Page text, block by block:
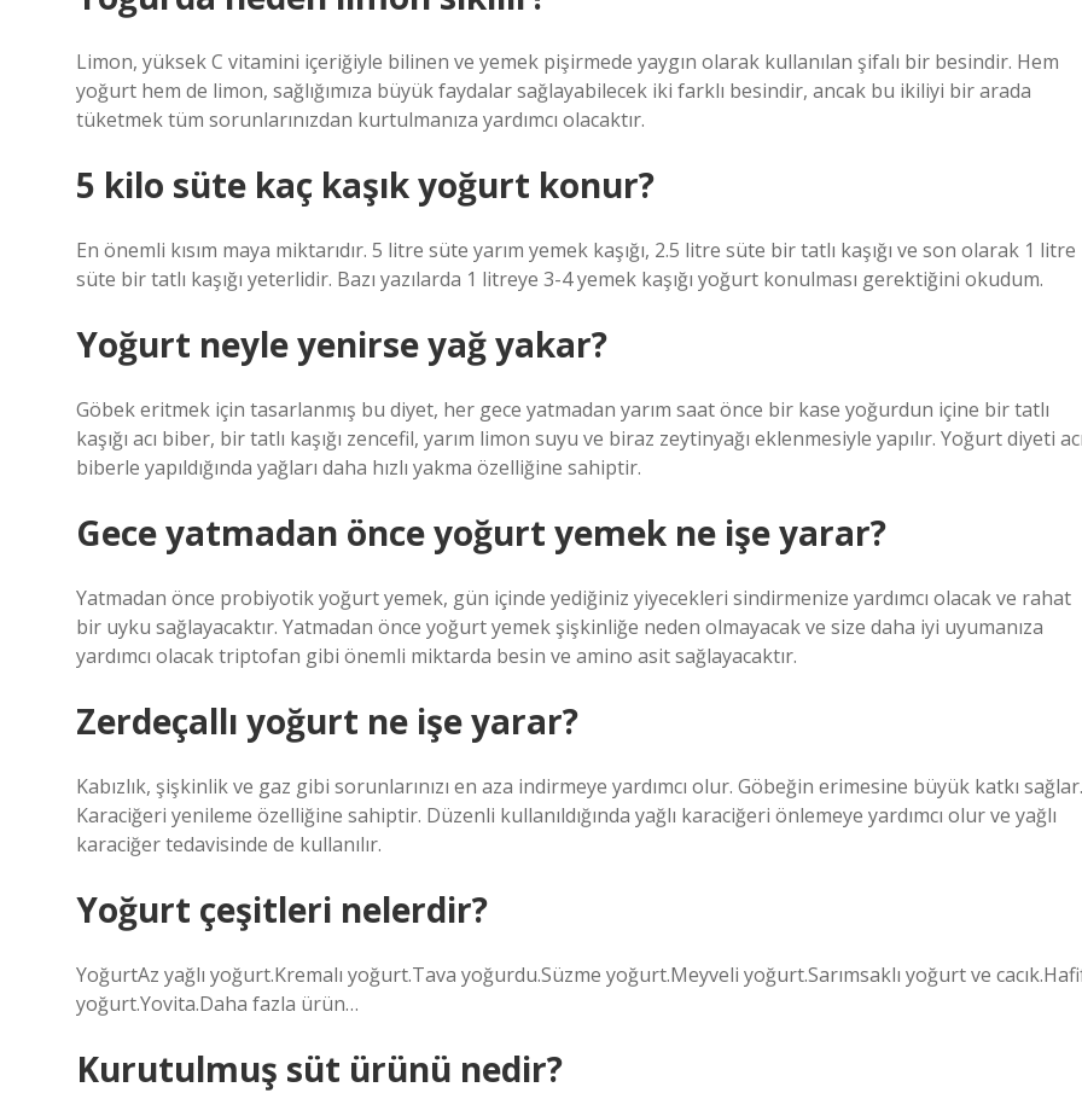
Limon, yüksek C vitamini içeriğiyle bilinen ve yemek pişirmede yaygın olarak kullanılan şifalı bir besindir. Hem
yoğurt hem de limon, sağlığımıza büyük faydalar sağlayabilecek iki farklı besindir, ancak bu ikiliyi bir arada
tüketmek tüm sorunlarınızdan kurtulmanıza yardımcı olacaktır.
5 kilo süte kaç kaşık yoğurt konur?
En önemli kısım maya miktarıdır. 5 litre süte yarım yemek kaşığı, 2.5 litre süte bir tatlı kaşığı ve son olarak 1 litre
süte bir tatlı kaşığı yeterlidir. Bazı yazılarda 1 litreye 3-4 yemek kaşığı yoğurt konulması gerektiğini okudum.
Yoğurt neyle yenirse yağ yakar?
Göbek eritmek için tasarlanmış bu diyet, her gece yatmadan yarım saat önce bir kase yoğurdun içine bir tatlı
kaşığı acı biber, bir tatlı kaşığı zencefil, yarım limon suyu ve biraz zeytinyağı eklenmesiyle yapılır. Yoğurt diyeti
biberle yapıldığında yağları daha hızlı yakma özelliğine sahiptir.
Gece yatmadan önce yoğurt yemek ne işe yarar?
Yatmadan önce probiyotik yoğurt yemek, gün içinde yediğiniz yiyecekleri sindirmenize yardımcı olacak ve rahat
bir uyku sağlayacaktır. Yatmadan önce yoğurt yemek şişkinliğe neden olmayacak ve size daha iyi uyumanıza
yardımcı olacak triptofan gibi önemli miktarda besin ve amino asit sağlayacaktır.
Zerdeçallı yoğurt ne işe yarar?
Kabızlık, şişkinlik ve gaz gibi sorunlarınızı en aza indirmeye yardımcı olur. Göbeğin erimesine büyük katkı sağlar.
Karaciğeri yenileme özelliğine sahiptir. Düzenli kullanıldığında yağlı karaciğeri önlemeye yardımcı olur ve yağlı
karaciğer tedavisinde de kullanılır.
Yoğurt çeşitleri nelerdir?
YoğurtAz yağlı yoğurt.Kremalı yoğurt.Tava yoğurdu.Süzme yoğurt.Meyveli yoğurt.Sarımsaklı yoğurt ve
yoğurt.Yovita.Daha fazla ürün…
Kurutulmuş süt ürünü nedir?